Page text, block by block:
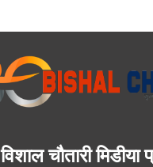
विशाल चौतारी मिडीया